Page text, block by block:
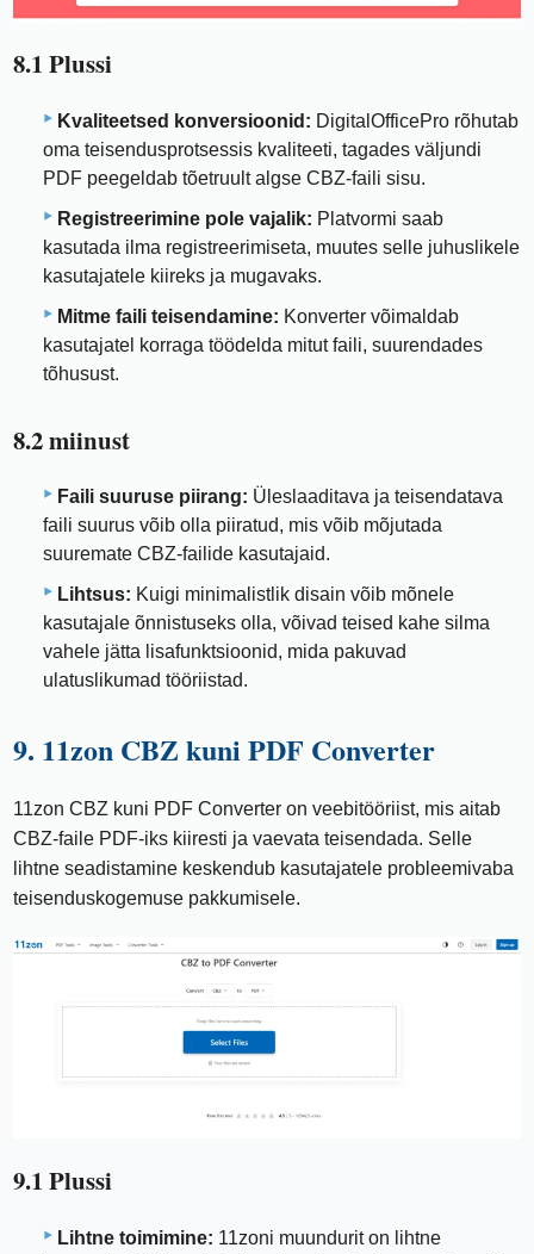
8.1 Plussi
Kvaliteetsed konversioonid: DigitalOfficePro rõhutab
oma teisendusprotsessis kvaliteeti, tagades väljundi
PDF peegeldab tõetruult algse CBZ-faili sisu.
Registreerimine pole vajalik: Platvormi saab
kasutada ilma registreerimiseta, muutes selle juhuslikele
kasutajatele kiireks ja mugavaks.
Mitme faili teisendamine: Konverter võimaldab
kasutajatel korraga töödelda mitut faili, suurendades
tõhusust.
8.2 miinust
Faili suuruse piirang: Üleslaaditava ja teisendatava
faili suurus võib olla piiratud, mis võib mõjutada
suuremate CBZ-failide kasutajaid.
Lihtsus: Kuigi minimalistlik disain võib mõnele
kasutajale õnnistuseks olla, võivad teised kahe silma
vahele jätta lisafunktsioonid, mida pakuvad
ulatuslikumad tööriistad.
9. 11zon CBZ kuni PDF Converter
11zon CBZ kuni PDF Converter on veebitööriist, mis aitab
CBZ-faile PDF-iks kiiresti ja vaevata teisendada. Selle
lihtne seadistamine keskendub kasutajatele probleemivaba
teisenduskogemuse pakkumisele.
9.1 Plussi
Lihtne toimimine: 11zoni muundurit on lihtne